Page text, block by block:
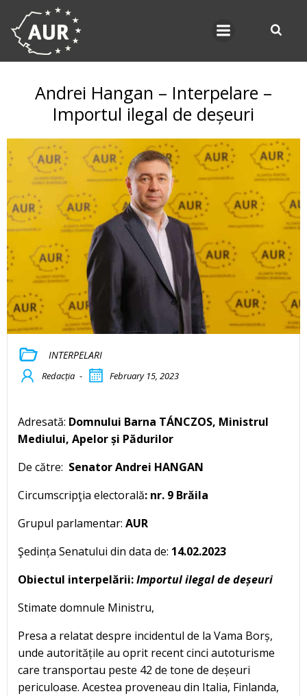
Andrei Hangan – Interpelare –
Importul ilegal de deșeuri
INTERPELARI
Redacția - February 15, 2023
Adresată: Domnului Barna TÁNCZOS, Ministrul
Mediului, Apelor și Pădurilor
De către: Senator Andrei HANGAN
Circumscripţia electorală: nr. 9 Brăila
Grupul parlamentar: AUR
Şedința Senatului din data de: 14.02.2023
Obiectul interpelării:Importul ilegal de deșeuri
Stimate domnule Ministru,
Presa a relatat despre incidentul de la Vama Borș,
unde autoritățile au oprit recent cinci autoturisme
care transportau peste 42 de tone de deșeuri
periculoase. Acestea proveneau din Italia, Finlanda,